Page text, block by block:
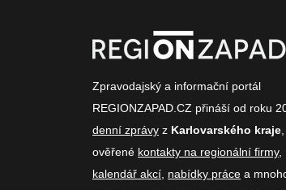
Zpravodajský a informační portál
REGIONZAPAD.CZ přináší od roku
denní zprávy z Karlovarského kraje
ověřené kontakty na regionální firmy,
kalendář akcí nabídky práce a